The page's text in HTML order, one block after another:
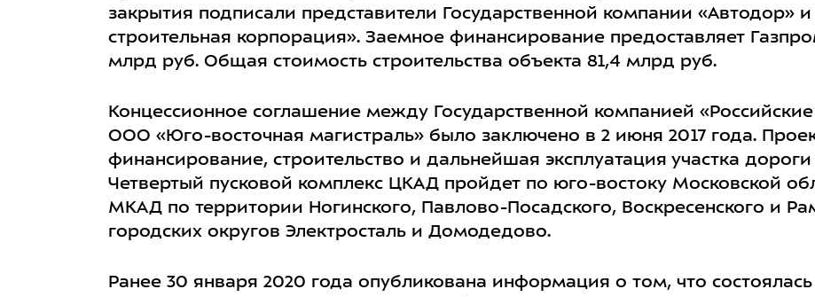
закрытия подписали представители Государственной компании
строительная корпорация». Заемное финансирование предоставляет
млрд руб. Общая стоимость строительства объекта 81,4 млрд руб.
Концессионное соглашение между Государственной компанией
ООО «Юго-восточная магистраль» было заключено в 2 июня 2017 года.
финансирование, строительство и дальнейшая эксплуатация участка
Четвертый пусковой комплекс ЦКАД пройдет по юго-востоку Московской
МКАД по территории Ногинского, Павлово-Посадского, Воскресенского и
городских округов Электросталь и Домодедово.
Ранее 30 января 2020 года опубликована информация о том, что